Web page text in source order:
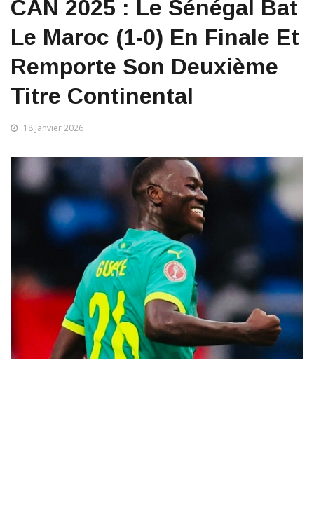
CAN 2025 : Le Sénégal Bat
Le Maroc (1-0) En Finale Et
Remporte Son Deuxième
Titre Continental
18 Janvier 2026